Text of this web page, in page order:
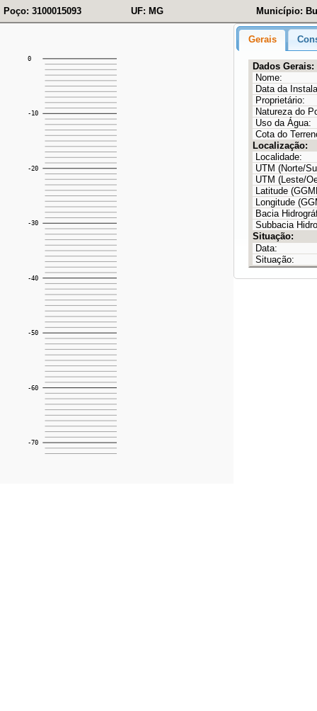
Poço: 3100015093 UF: MG Município:
Gerais
Dados Gerais:
Nome:
Data da
Proprietário:
Natureza do
Uso da Água:
Cota do
Localização:
Localidade:
UTM (Norte/
UTM (Leste/
Latitude
Longitude
Bacia
Subbacia
Situação:
Data:
Situação: